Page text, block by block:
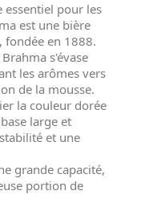
essentiel pour les
est une bière
fondée en 1888.
s'évase
les arômes vers
de la mousse.
la couleur dorée
large et
et une
grande capacité,
portion de